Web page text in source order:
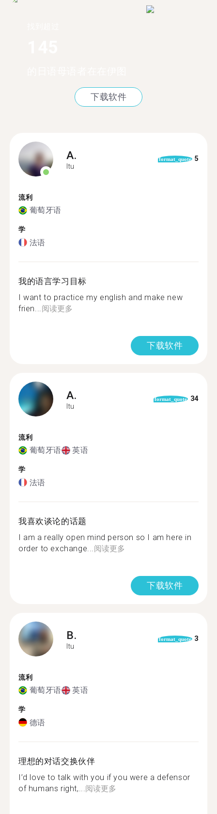
下载软件
A.
Itu
format_quote 5
流利
葡萄牙语
学
法语
我的语言学习目标
I want to practice my english and make new
frien... 阅读更多
下载软件
A.
Itu
format_quote 34
流利
葡萄牙语 英语
学
法语
我喜欢谈论的话题
I am a really open mind person so I am here in
order to exchange... 阅读更多
下载软件
B.
Itu
format_quote 3
流利
葡萄牙语 英语
学
德语
理想的对话交换伙伴
I’d love to talk with you if you were a defensor
of humans right,... 阅读更多